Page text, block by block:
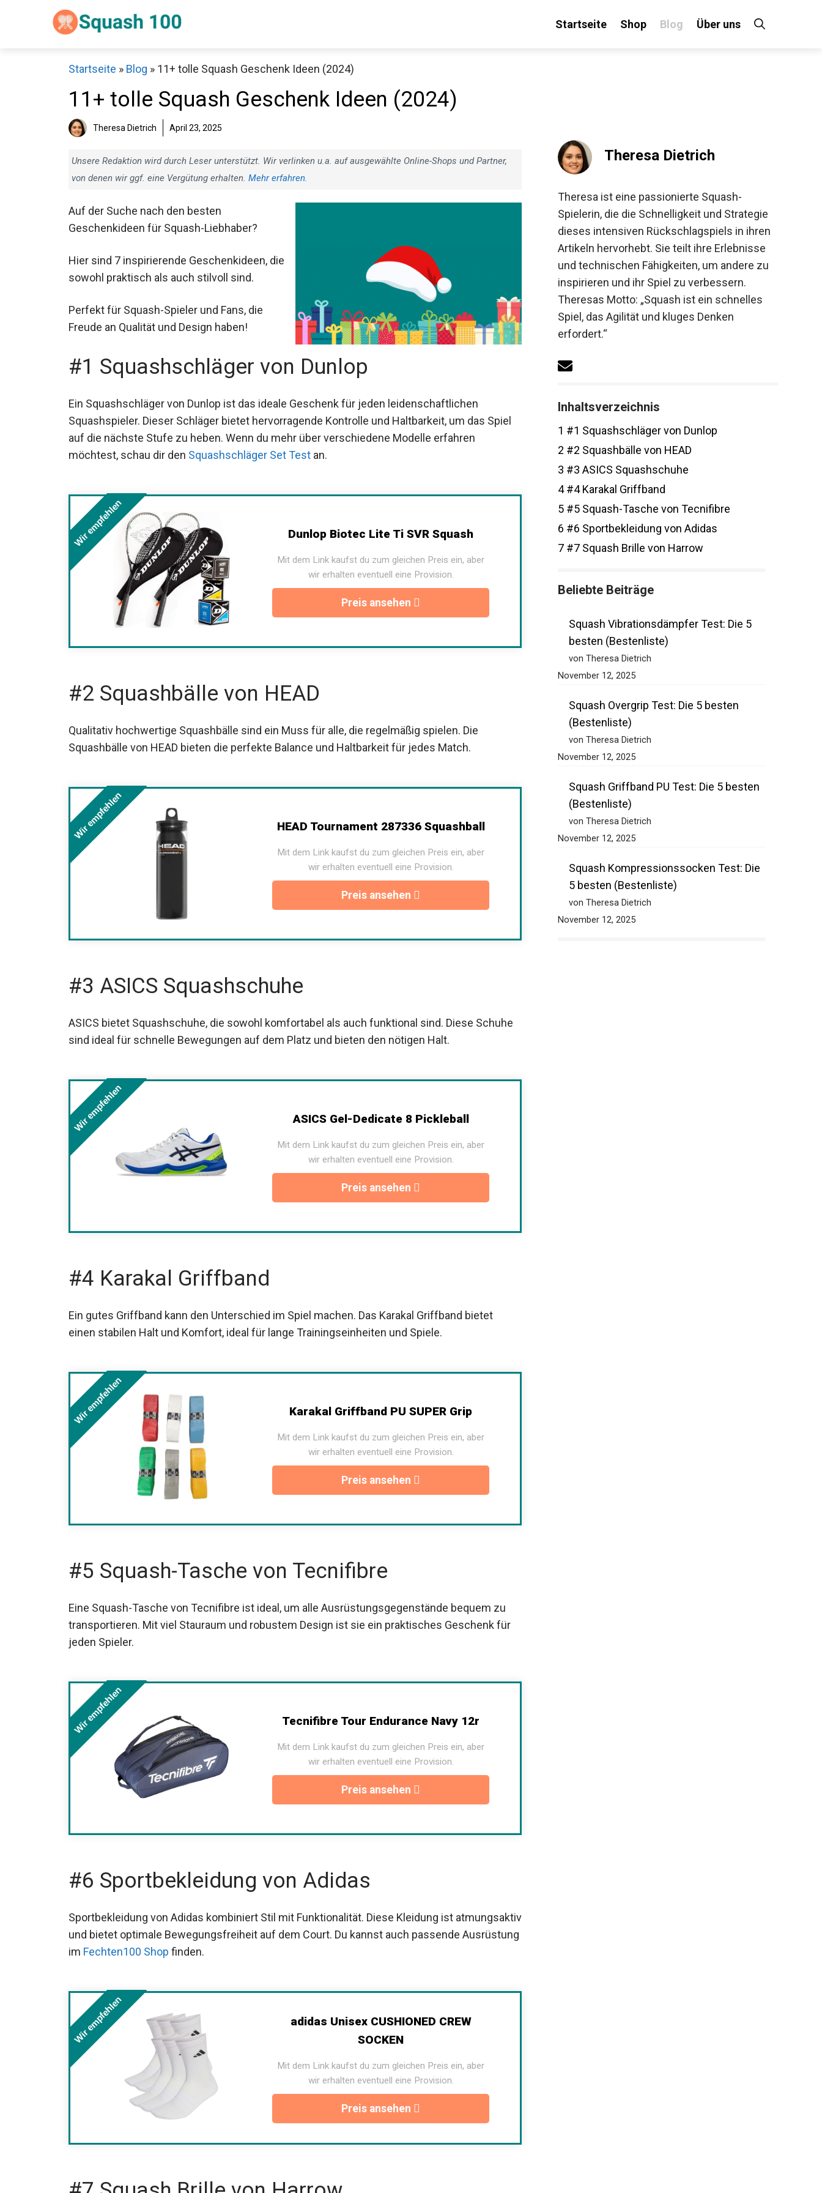
Startseite Shop Blog Über uns
Startseite » Blog » 11+ tolle Squash Geschenk Ideen (2024)
11+ tolle Squash Geschenk Ideen (2024)
Theresa Dietrich April 23, 2025
Unsere Redaktion wird durch Leser unterstützt. Wir verlinken u.a. auf ausgewählte Online-Shops und Partner,
von denen wir ggf. eine Vergütung erhalten. Mehr erfahren.
Auf der Suche nach den besten
Geschenkideen für Squash-Liebhaber?
Hier sind 7 inspirierende Geschenkideen,
die sowohl praktisch als auch stilvoll sind.
Perfekt für Squash-Spieler und Fans, die
Freude an Qualität und Design haben!
#1 Squashschläger von Dunlop
Ein Squashschläger von Dunlop ist das ideale Geschenk für jeden leidenschaftlichen
Squashspieler. Dieser Schläger bietet hervorragende Kontrolle und Haltbarkeit, um das Spiel
auf die nächste Stufe zu heben. Wenn du mehr über verschiedene Modelle erfahren
möchtest, schau dir den Squashschläger Set Test an.
Wir empfehlen Dunlop Biotec Lite Ti SVR Squash
Mit dem Link kaufst du zum gleichen Preis ein, aber
wir erhalten eventuell eine Provision.
Preis ansehen
#2 Squashbälle von HEAD
Qualitativ hochwertige Squashbälle sind ein Muss für alle, die regelmäßig spielen. Die
Squashbälle von HEAD bieten die perfekte Balance und Haltbarkeit für jedes Match.
Wir empfehlen HEAD Tournament 287336 Squashball
Mit dem Link kaufst du zum gleichen Preis ein, aber
wir erhalten eventuell eine Provision.
Preis ansehen
#3 ASICS Squashschuhe
ASICS bietet Squashschuhe, die sowohl komfortabel als auch funktional sind. Diese Schuhe
sind ideal für schnelle Bewegungen auf dem Platz und bieten den nötigen Halt.
Wir empfehlen ASICS Gel-Dedicate 8 Pickleball
Mit dem Link kaufst du zum gleichen Preis ein, aber
wir erhalten eventuell eine Provision.
Preis ansehen
#4 Karakal Griffband
Ein gutes Griffband kann den Unterschied im Spiel machen. Das Karakal Griffband bietet
einen stabilen Halt und Komfort, ideal für lange Trainingseinheiten und Spiele.
Wir empfehlen Karakal Griffband PU SUPER Grip
Mit dem Link kaufst du zum gleichen Preis ein, aber
wir erhalten eventuell eine Provision.
Preis ansehen
#5 Squash-Tasche von Tecnifibre
Eine Squash-Tasche von Tecnifibre ist ideal, um alle Ausrüstungsgegenstände bequem zu
transportieren. Mit viel Stauraum und robustem Design ist sie ein praktisches Geschenk für
jeden Spieler.
Wir empfehlen Tecnifibre Tour Endurance Navy 12r
Mit dem Link kaufst du zum gleichen Preis ein, aber
wir erhalten eventuell eine Provision.
Preis ansehen
#6 Sportbekleidung von Adidas
Sportbekleidung von Adidas kombiniert Stil mit Funktionalität. Diese Kleidung ist
atmungsaktiv und bietet optimale Bewegungsfreiheit auf dem Court. Du kannst auch
passende Ausrüstung imFechten100 Shop
Wir empfehlen
adidas Unisex CUSHIONED CREW
SOCKEN
Mit dem Link kaufst du zum gleichen Preis ein, aber
wir erhalten eventuell eine Provision.
Preis ansehen
Theresa Dietrich
Theresa ist eine passionierte Squash-
Spielerin, die die Schnelligkeit und Strategie
dieses intensiven Rückschlagspiels in
ihren Artikeln hervorhebt. Sie teilt ihre
Erlebnisse und technischen Fähigkeiten,
um andere zu inspirieren und ihr Spiel zu
verbessern. Theresas Motto: „Squash ist
ein schnelles Spiel, das Agilität und kluges
Denken erfordert.“
Inhaltsverzeichnis
#1 Squashschläger von Dunlop
#2 Squashbälle von HEAD
#3 ASICS Squashschuhe
#4 Karakal Griffband
#5 Squash-Tasche von Tecnifibre
#6 Sportbekleidung von Adidas
#7 Squash Brille von Harrow
Beliebte Beiträge
Squash Vibrationsdämpfer Test: Die 5
besten (Bestenliste)
von Theresa Dietrich
November 12, 2025
Squash Overgrip Test: Die 5 besten
(Bestenliste)
von Theresa Dietrich
November 12, 2025
Squash Griffband PU Test: Die 5 besten
(Bestenliste)
von Theresa Dietrich
November 12, 2025
Squash Kompressionssocken Test: Die
5 besten (Bestenliste)
von Theresa Dietrich
November 12, 2025
Decathlon Sale
Schaue dir jetzt die meistverkauften Produkte im Sale bei Decathlon an!